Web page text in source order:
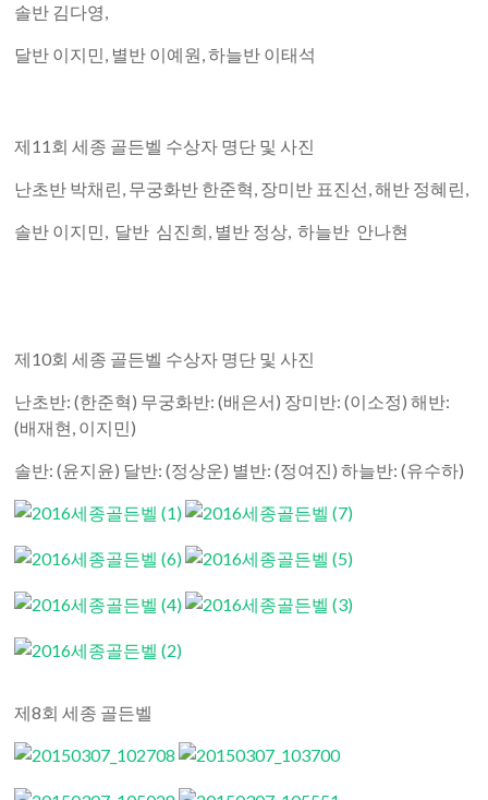
솔반 김다영,
달반 이지민, 별반 이예원, 하늘반 이태석
제11회 세종 골든벨 수상자 명단 및 사진
난초반 박채린, 무궁화반 한준혁, 장미반 표진선, 해반 정혜린,
솔반 이지민, 달반 심진희, 별반 정상, 하늘반 안나현
제10회 세종 골든벨 수상자 명단 및 사진
난초반: (한준혁) 무궁화반: (배은서) 장미반: (이소정) 해반:
(배재현, 이지민)
솔반: (윤지윤) 달반: (정상운) 별반: (정여진) 하늘반: (유수하)
제8회 세종 골든벨